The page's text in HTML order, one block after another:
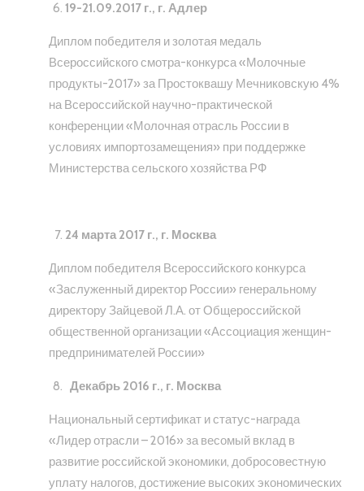
19-21.09.2017 г., г. Адлер
Диплом победителя и золотая медаль
Всероссийского смотра-конкурса «Молочные
продукты-2017» за Простоквашу Мечниковскую 4%
на Всероссийской научно-практической
конференции «Молочная отрасль России в
условиях импортозамещения» при поддержке
Министерства сельского хозяйства РФ
24 марта 2017 г., г. Москва
Диплом победителя Всероссийского конкурса
«Заслуженный директор России» генеральному
директору Зайцевой Л.А. от Общероссийской
общественной организации «Ассоциация женщин-
предпринимателей России»
Декабрь 2016 г., г. Москва
Национальный сертификат и статус-награда
«Лидер отрасли – 2016» за весомый вклад в
развитие российской экономики, добросовестную
уплату налогов, достижение высоких экономических